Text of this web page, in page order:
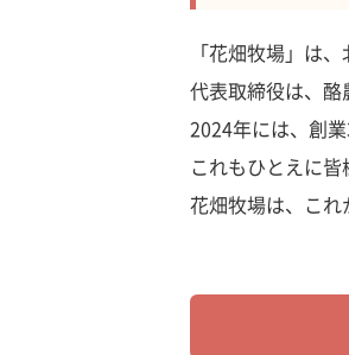
「花畑牧場」は
代表取締役は、酪
2024年には、創
これもひとえに
花畑牧場は、これ